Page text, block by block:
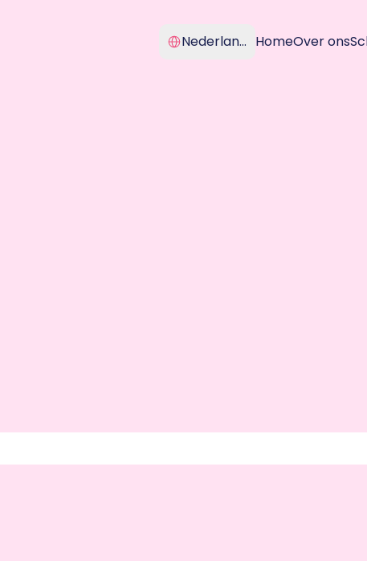
Nederlands HomeOver ons